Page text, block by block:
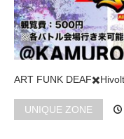
ART FUNK
UNIQUE ZONE